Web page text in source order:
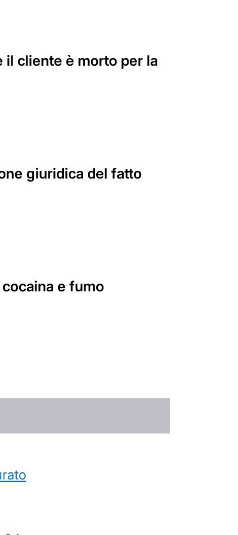
il cliente è morto per la
giuridica del fatto
e fumo